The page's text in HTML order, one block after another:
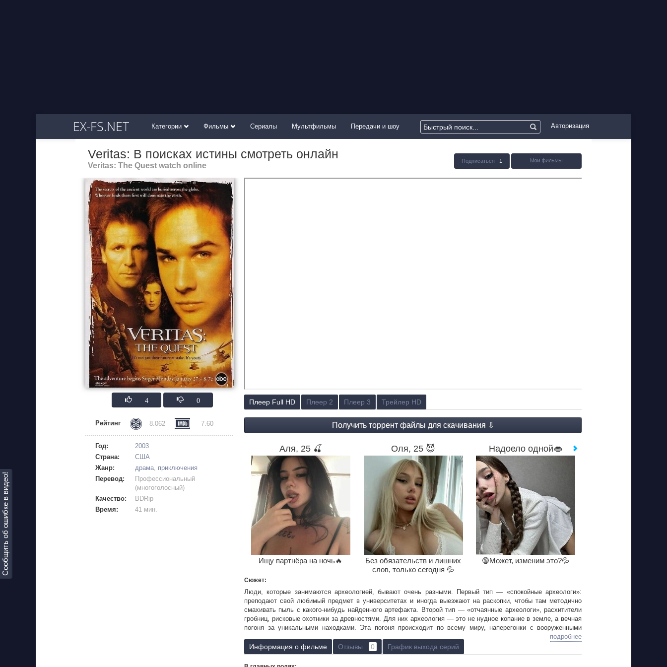
EX-FS.NET Категории Фильмы Сериалы Мультфильмы Передачи и шоу Авторизация
Сообщить об ошибке в видео!
Veritas: В поисках истины смотреть онлайн
Veritas: The Quest watch online
Подписаться 1
4 0
Рейтинг 8.062 7.60
Год:
2003
Страна:
США
Жанр:
драма, приключения
Перевод:
Профессиональный
(многоголосный)
Качество:
BDRip
Время:
41 мин.
Плеер Full HD Плеер 2 Плеер 3 Трейлер HD
Аля, 25 🍒
Ищу партнёра на ночь🔥
Оля, 25 😈
Без обязательств и лишних
слов, только сегодня 💦
Надоело одной👄
🔞Может, изменим это?💦
Сюжет:
Люди, которые занимаются археологией, бывают очень разными. Первый тип — «спокойные археологи»:
преподают свой любимый предмет в университетах и иногда выезжают на раскопки, чтобы там методично
смахивать пыль с какого-нибудь найденного артефакта. Второй тип — «отчаянные археологи», расхитители
гробниц, рисковые охотники за древностями. Для них археология — это не нудное копание в земле, а вечная
погоня за уникальными находками. Эта погоня происходит по всему миру, наперегонки с вооруженными
соперниками, и ключом к обнаружению очередного желанного клада может стать всё что угодно — обрывок
старинной карты, код или даже легенда. И часто им приходится орудовать не киркой и заступом,
а пистолетом, если на пути встают враги.
подробнее
Информация о фильме Отзывы 0 График выхода серий